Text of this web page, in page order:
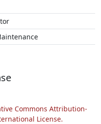
Commons Attribution-
License.